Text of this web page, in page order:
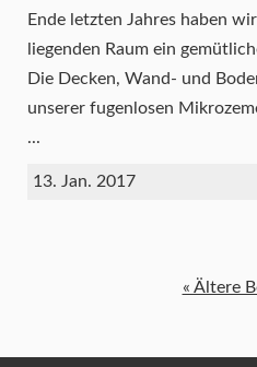
Ende letzten Jahres haben
liegenden Raum ein
Die Decken, Wand- und
unserer fugenlosen
...
13. Jan. 2017
« Ältere